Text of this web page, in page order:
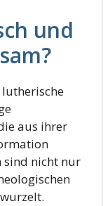
und
aus ihrer
sind nicht nur